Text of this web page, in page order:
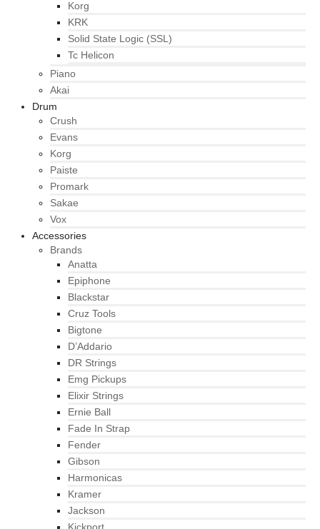
Korg
KRK
Solid State Logic (SSL)
Tc Helicon
Piano
Akai
Drum
Crush
Evans
Korg
Paiste
Promark
Sakae
Vox
Accessories
Brands
Anatta
Epiphone
Blackstar
Cruz Tools
Bigtone
D’Addario
DR Strings
Emg Pickups
Elixir Strings
Ernie Ball
Fade In Strap
Fender
Gibson
Harmonicas
Kramer
Jackson